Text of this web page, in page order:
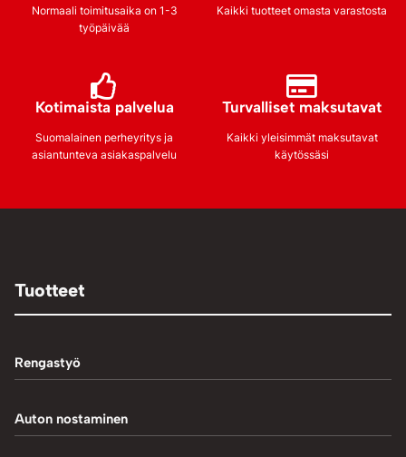
Normaali toimitusaika on 1-3
työpäivää
Kaikki tuotteet omasta varastosta
Kotimaista palvelua
Suomalainen perheyritys ja
asiantunteva asiakaspalvelu
Turvalliset maksutavat
Kaikki yleisimmät maksutavat
käytössäsi
Tuotteet
Rengastyö
Palteennostin
Auton nostaminen